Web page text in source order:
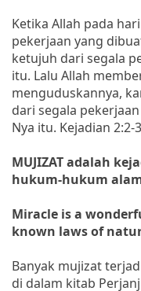
Ketika Allah pada
pekerjaan yang
ketujuh dari segala
itu. Lalu Allah
menguduskannya,
dari segala
Nya itu. Kejadian 2:2-
MUJIZAT adalah
hukum-hukum
Miracle is a
known laws of
Banyak mujizat
di dalam kitab